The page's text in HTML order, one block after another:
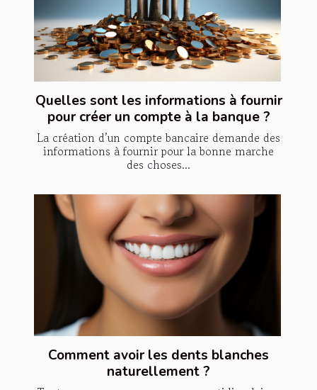
Quelles sont les informations à fournir
pour créer un compte à la banque ?
La création d’un compte bancaire demande des
informations à fournir pour la bonne marche
des choses...
Comment avoir les dents blanches
naturellement ?